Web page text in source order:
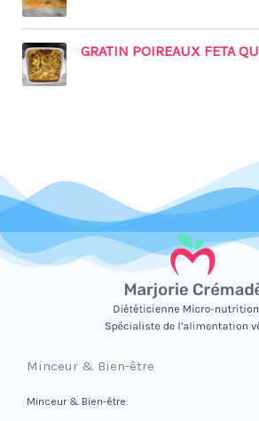
GRATIN POIREAUX FETA
Minceur & Bien-être
Minceur & Bien-être